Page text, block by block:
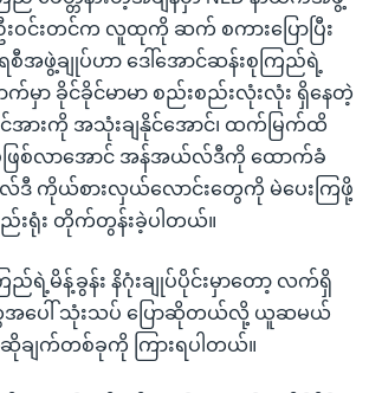
းဝင်းတင်က လူထုကို ဆက် စကားပြောပြီး
စီအဖွဲ့ချုပ်ဟာ ဒေါ်အောင်ဆန်းစုကြည်ရဲ့
က်မှာ ခိုင်ခိုင်မာမာ စည်းစည်းလုံးလုံး ရှိနေတဲ့
င်အားကို အသုံးချနိုင်အောင်၊ ထက်မြက်ထိ
ြစ်လာအောင် အန်အယ်လ်ဒီကို ထောက်ခံ
လ်ဒီ ကိုယ်စားလှယ်လောင်းတွေကို မဲပေးကြဖို့
းရုံး တိုက်တွန်းခဲ့ပါတယ်။
ည်ရဲ့မိန့်ခွန်း နိဂုံးချုပ်ပိုင်းမှာတော့ လက်ရှိ
အပေါ် သုံးသပ် ပြောဆိုတယ်လို့ ယူဆမယ်
ဆိုချက်တစ်ခုကို ကြားရပါတယ်။